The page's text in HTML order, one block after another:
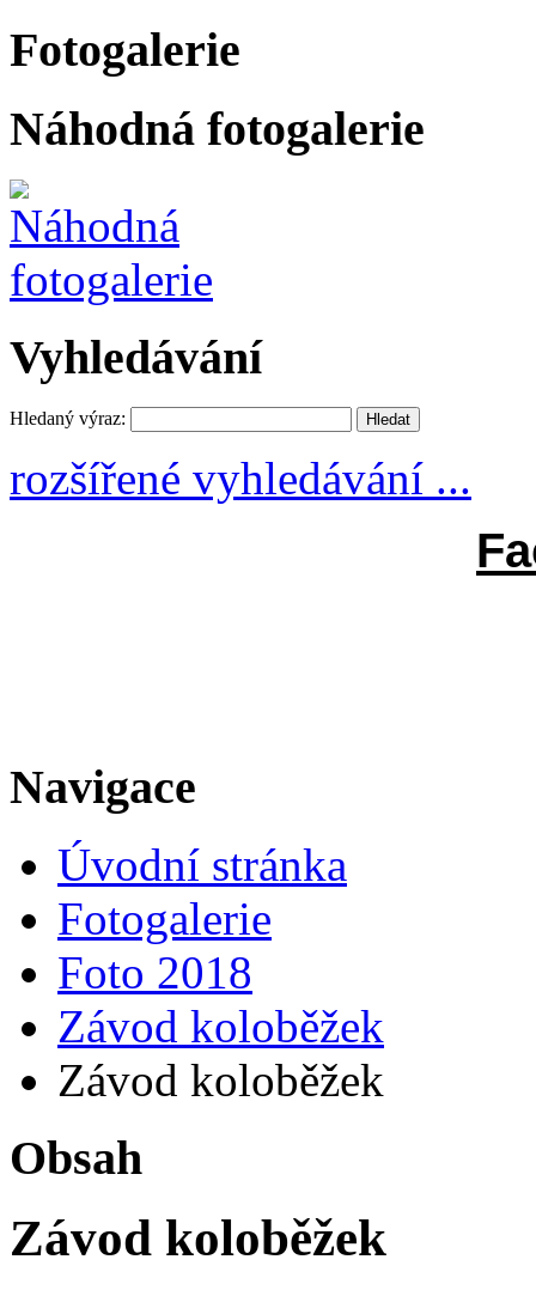
Fotogalerie
Náhodná fotogalerie
Vyhledávání
Hledaný výraz:
rozšířené vyhledávání ...
Navigace
Úvodní stránka
Fotogalerie
Foto 2018
Závod koloběžek
Závod koloběžek
Obsah
Závod koloběžek